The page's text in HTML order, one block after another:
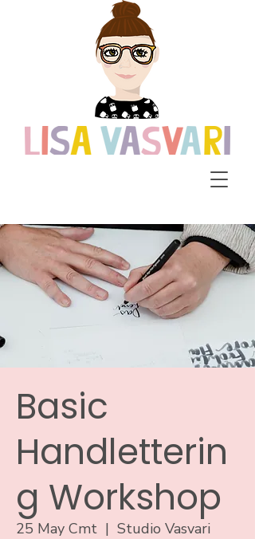
Basic
Handletterin
g Workshop
25 May Cmt
  |
Studio Vasvari